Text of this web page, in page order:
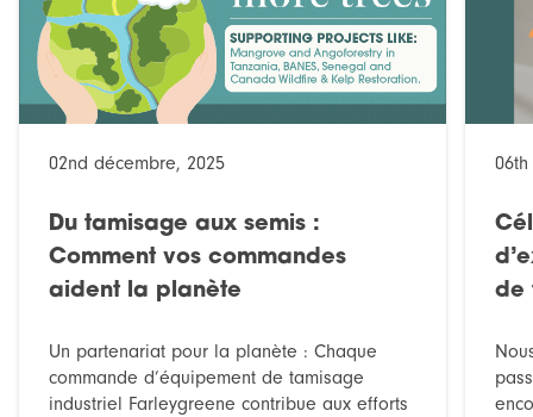
02nd décembre, 2025
Du tamisage aux semis :
Comment vos commandes
aident la planète
Un partenariat pour la planète : Chaque
commande d’équipement de tamisage
industriel Farleygreene contribue aux efforts
de